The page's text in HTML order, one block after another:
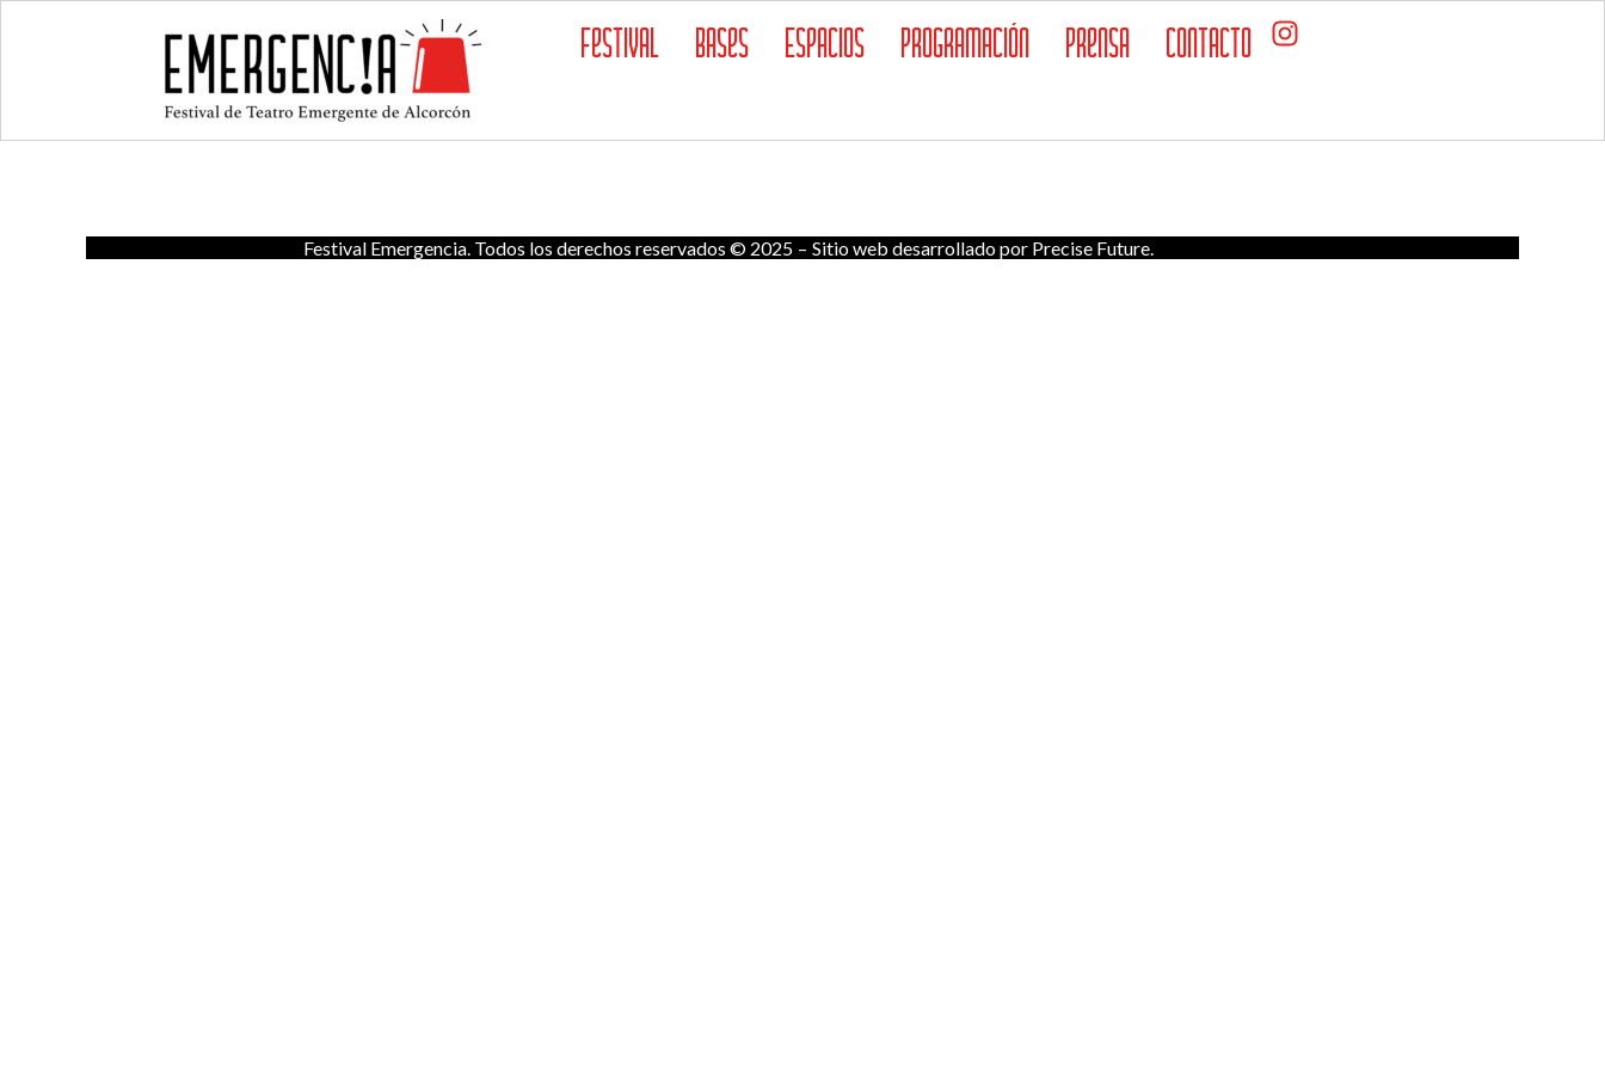
Festival Bases Espacios Programación Prensa Contacto
Festival Emergencia. Todos los derechos reservados © 2025 – Sitio web desarrollado por Precise Future.